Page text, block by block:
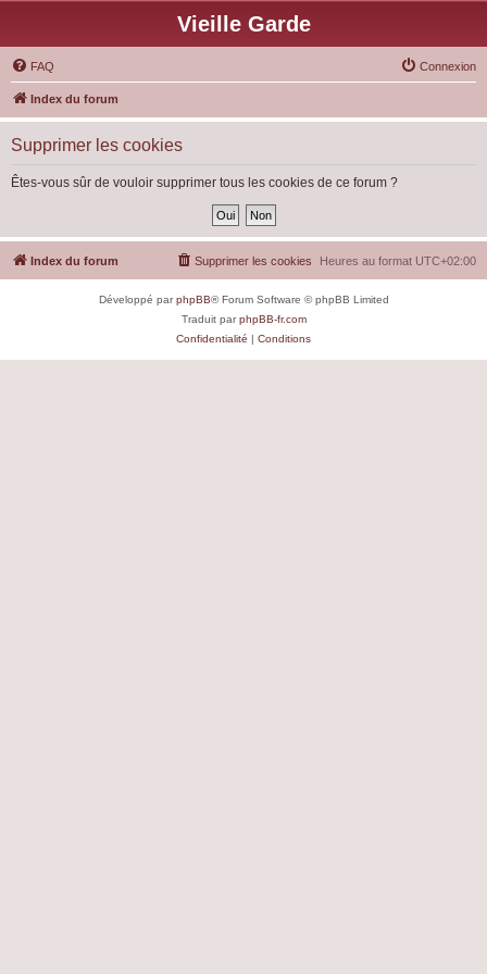
Vieille Garde
FAQ Connexion
Index du forum
Supprimer les cookies
Êtes-vous sûr de vouloir supprimer tous les cookies de ce forum ?
Index du forum Heures au format UTC+02:00
Supprimer les cookies
Développé parphpBB® Forum Software © phpBB Limited
Traduit parphpBB-fr.com
Confidentialité | Conditions